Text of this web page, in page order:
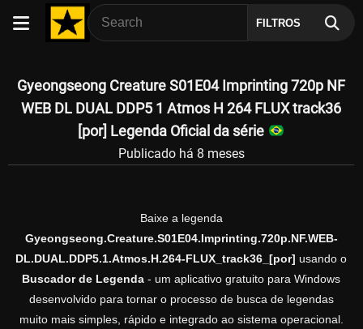
FILTROS
Gyeongseong Creature S01E04 Imprinting 720p NF
WEB DL DUAL DDP5 1 Atmos H 264 FLUX track36
[por] Legenda Oficial da série
Publicado há 8 meses
Baixe a legenda
Gyeongseong.Creature.S01E04.Imprinting.720p.NF.WEB-
DL.DUAL.DDP5.1.Atmos.H.264-FLUX_track36_[por] usando o
Buscador de Legenda - um aplicativo gratuito para Windows
desenvolvido para tornar o processo de busca de legendas
muito mais simples, rápido e integrado ao sistema operacional.